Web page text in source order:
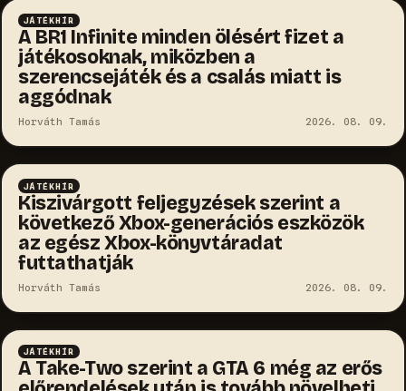
JÁTÉKHÍR
A BR1 Infinite minden ölésért fizet a
játékosoknak, miközben a
szerencsejáték és a csalás miatt is
aggódnak
Horváth Tamás 2026. 08. 09.
JÁTÉKHÍR
Kiszivárgott feljegyzések szerint a
következő Xbox-generációs eszközök
az egész Xbox-könyvtáradat
futtathatják
Horváth Tamás 2026. 08. 09.
JÁTÉKHÍR
A Take-Two szerint a GTA 6 még az erős